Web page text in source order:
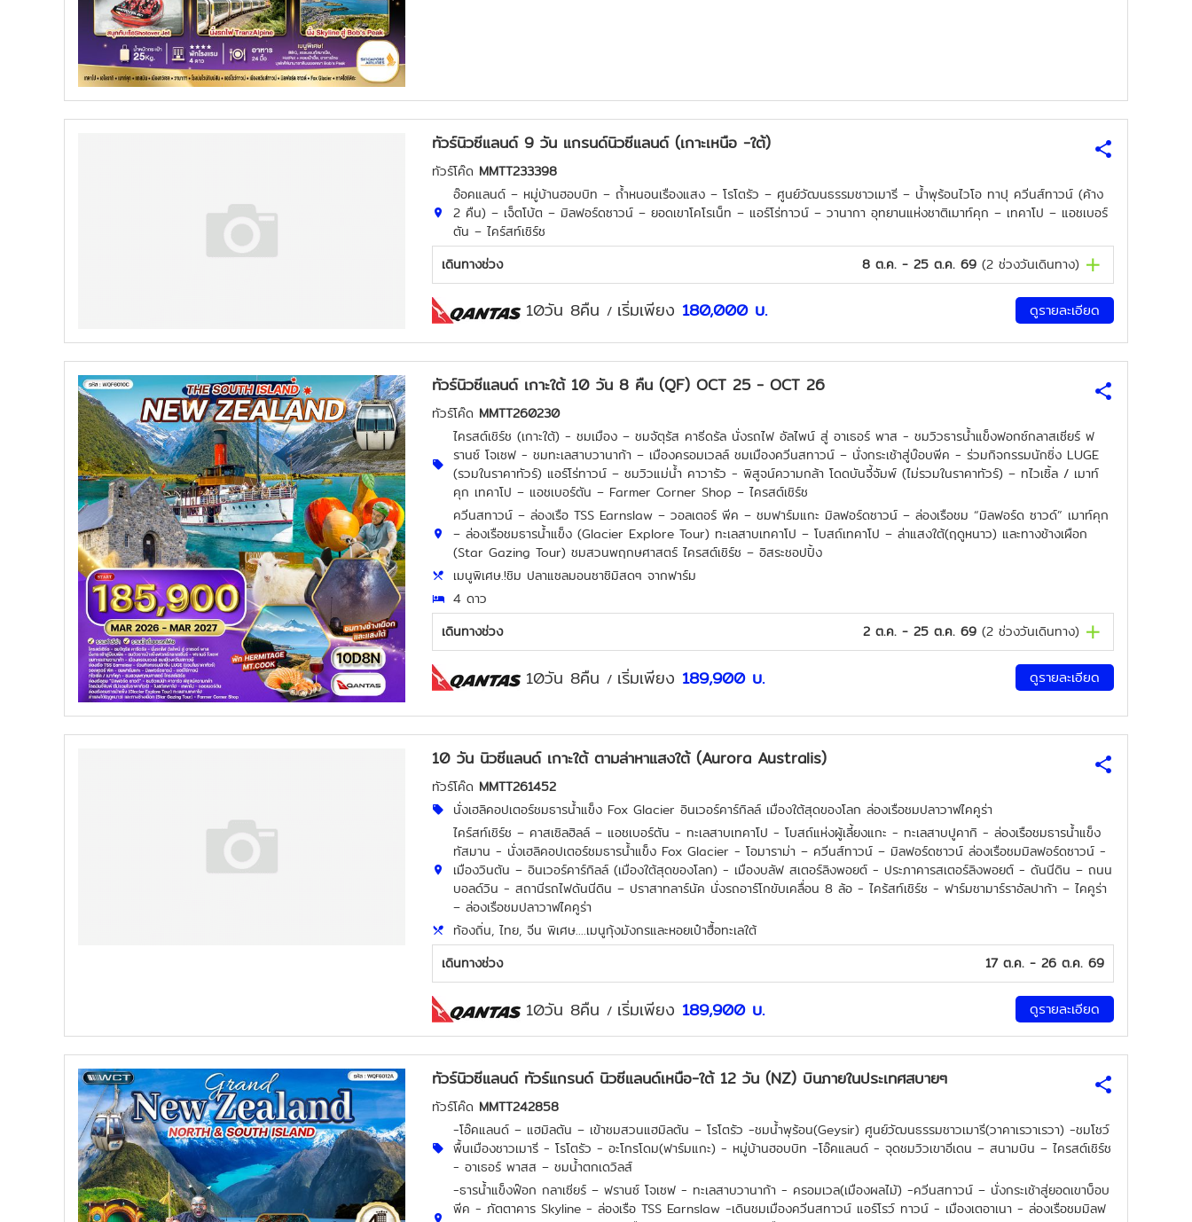
ทัวร์นิวซีแลนด์ 9 วัน แกรนด์นิวซีแลนด์ (เกาะเหนือ -ใต้)
ทัวร์โค๊ด MMTT233398
อ๊อคแลนด์ – หมู่บ้านฮอบบิท – ถ้ำหนอนเรืองแสง – โรโตรัว – ศูนย์วัฒนธรรมชาวเมารี – น้ำพุร้อนไวโอ ทาปุ ควีนส์ทาวน์ (ค้าง
2 คืน) – เจ็ตโบ้ต – มิลฟอร์ดซาวน์ – ยอดเขาโคโรเน็ท – แอร์โร่ทาวน์ – วานากา อุทยานแห่งชาติเมาท์คุก – เทคาโป – แอชเบอร์
ตัน – ไคร์สท์เชิร์ช
เดินทางช่วง
8 ต.ค. - 25 ต.ค. 69 (2ช่วงวันเดินทาง)
10วัน 8คืน / เริ่มเพียง 180,000 บ. ดูรายละเอียด
ทัวร์นิวซีแลนด์ เกาะใต้ 10 วัน 8 คืน (QF) OCT 25 - OCT 26
ทัวร์โค๊ด MMTT260230
ไครสต์เชิร์ช (เกาะใต้) - ชมเมือง – ชมจัตุรัส คาธีดรัล นั่งรถไฟ อัลไพน์ สู่ อาเธอร์ พาส - ชมวิวธารน้ำแข็งฟอกซ์กลาสเซียร์ ฟ
รานซ์ โจเซฟ - ชมทะเลสาบวานาก้า – เมืองครอมเวลล์ ชมเมืองควีนสทาวน์ – นั่งกระเช้าสู่บ๊อบพีค - ร่วมกิจกรรมนักซิ่ง LUGE
(รวมในราคาทัวร์) แอร์โร่ทาวน์ – ชมวิวแม่น้ำ คาวารัว - พิสูจน์ความกล้า โดดบันจี้จัมพ์ (ไม่รวมในราคาทัวร์) – ทไวเซิ้ล / เมาท์
คุก เทคาโป – แอชเบอร์ตัน – Farmer Corner Shop – ไครสต์เชิร์ช
ควีนสทาวน์ – ล่องเรือ TSS Earnslaw – วอลเตอร์ พีค – ชมฟาร์มแกะ มิลฟอร์ดซาวน์ – ล่องเรือชม “มิลฟอร์ด ซาวด์” เมาท์คุก
– ล่องเรือชมธารน้ำแข็ง (Glacier Explore Tour) ทะเลสาบเทคาโป – โบสถ์เทคาโป – ล่าแสงใต้(ฤดูหนาว) และทางช้างเผือก
(Star Gazing Tour) ชมสวนพฤกษศาสตร์ ไครสต์เชิร์ช – อิสระชอปปิ้ง
เมนูพิเศษ.!ชิม ปลาแซลมอนซาซิมิสดๆ จากฟาร์ม
4 ดาว
เดินทางช่วง
2 ต.ค. - 25 ต.ค. 69 (2ช่วงวันเดินทาง)
10วัน 8คืน / เริ่มเพียง 189,900 บ. ดูรายละเอียด
10 วัน นิวซีแลนด์ เกาะใต้ ตามล่าหาแสงใต้ (Aurora Australis)
ทัวร์โค๊ด MMTT261452
นั่งเฮลิคอปเตอร์ชมธารน้ำแข็ง Fox Glacier อินเวอร์คาร์กิลล์ เมืองใต้สุดของโลก ล่องเรือชมปลาวาฬไคคูร่า
ไคร์สท์เชิร์ช – คาสเซิลฮิลล์ – แอชเบอร์ตัน - ทะเลสาบเทคาโป - โบสถ์แห่งผู้เลี้ยงแกะ - ทะเลสาบปูคากิ - ล่องเรือชมธารน้ำแข็ง
ทัสมาน - นั่งเฮลิคอปเตอร์ชมธารน้ำแข็ง Fox Glacier - โอมาราม่า – ควีนส์ทาวน์ – มิลฟอร์ดซาวน์ ล่องเรือชมมิลฟอร์ดซาวน์ -
เมืองวินตัน – อินเวอร์คาร์กิลล์ (เมืองใต้สุดของโลก) - เมืองบลัฟ สเตอร์ลิงพอยต์ - ประภาคารสเตอร์ลิงพอยต์ - ดันนีดิน – ถนน
บอลด์วิน - สถานีรถไฟดันนีดิน – ปราสาทลาร์นัค นั่งรถอาร์โกขับเคลื่อน 8 ล้อ - ไคร้สท์เชิร์ช - ฟาร์มชามาร์ราอัลปาก้า – ไคคูร่า
– ล่องเรือชมปลาวาฬไคคูร่า
ท้องถิ่น, ไทย, จีน พิเศษ....เมนูกุ้งมังกรและหอยเป๋าฮื้อทะเลใต้
เดินทางช่วง
17 ต.ค. - 26 ต.ค. 69
10วัน 8คืน / เริ่มเพียง 189,900 บ. ดูรายละเอียด
ทัวร์นิวซีแลนด์ ทัวร์แกรนด์ นิวซีแลนด์เหนือ-ใต้ 12 วัน (NZ) บินภายในประเทศสบายๆ
ทัวร์โค๊ด MMTT242858
-โอ๊คแลนด์ – แฮมิลตัน – เข้าชมสวนแฮมิลตัน – โรโตรัว -ชมน้ำพุร้อน(Geysir) ศูนย์วัฒนธรรมชาวเมารี(วาคาเรวาเรวา) -ชมโชว์
พื้นเมืองชาวเมารี - โรโตรัว - อะโกรโดม(ฟาร์มแกะ) - หมู่บ้านฮอบบิท -โอ๊คแลนด์ - จุดชมวิวเขาอีเดน – สนามบิน – ไครสต์เชิร์ช
- อาเธอร์ พาสส – ชมน้ำตกเดวิลส์
-ธารน้ำแข็งฟ๊อก กลาเซียร์ – ฟรานซ์ โจเซฟ - ทะเลสาบวานาก้า - ครอมเวล(เมืองผลไม้) -ควีนสทาวน์ – นั่งกระเช้าสู่ยอดเขาบ็อบ
พีค - ภัตตาคาร Skyline - ล่องเรือ TSS Earnslaw -เดินชมเมืองควีนสทาวน์ แอร์โรว์ ทาวน์ - เมืองเตอาเนา - ล่องเรือชมมิลฟ